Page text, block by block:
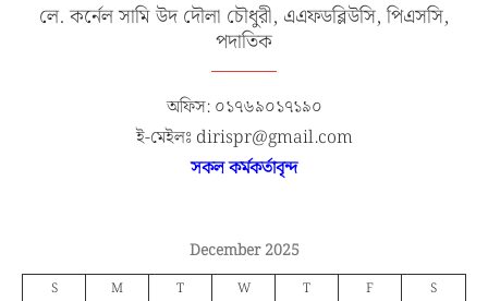
লে. কর্নেল সামি উদ দৌলা চৌধুরী, এএফডব্লিউসি, পিএসসি,
পদাতিক
অফিস: ০১৭৬৯০১৭১৯০
ই-মেইলঃ dirispr@gmail.com
সকল কর্মকর্তাবৃন্দ
December 2025
S M T W T F S